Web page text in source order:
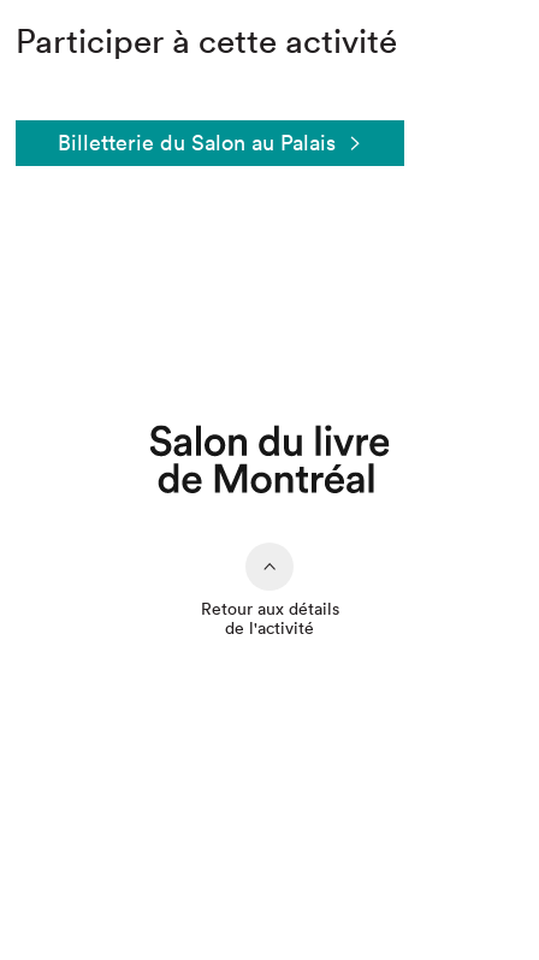
Participer à cette activité
Billetterie du Salon au Palais
Retour aux détails
de l'activité